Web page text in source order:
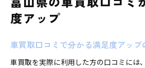
度アップ
車買取口コミで分かる満足度アップ
車買取を実際に利用した方の口コミには